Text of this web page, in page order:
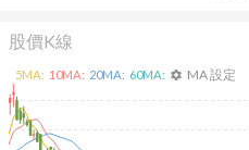
股價K線
5MA: 10MA: 20MA: 60MA: settings MA 設定